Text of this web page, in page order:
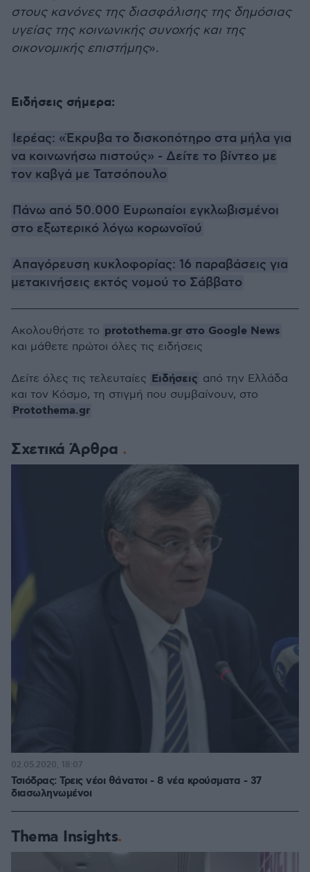
στους κανόνες της διασφάλισης της δημόσιας
υγείας της κοινωνικής συνοχής και της
οικονομικής επιστήμης».
Ειδήσεις σήμερα:
Ιερέας: «Έκρυβα το δισκοπότηρο στα μήλα για
να κοινωνήσω πιστούς» - Δείτε το βίντεο με
τον καβγά με Τατσόπουλο
Πάνω από 50.000 Ευρωπαίοι εγκλωβισμένοι
στο εξωτερικό λόγω κορωνοϊού
Απαγόρευση κυκλοφορίας: 16 παραβάσεις για
μετακινήσεις εκτός νομού το Σάββατο
Σχετικά Άρθρα
Τσιόδρας: Τρεις νέοι θάνατοι - 8 νέα κρούσματα - 37
διασωληνωμένοι
02.05.2020, 18:07
Thema Insights
Ακολουθήστε το protothema.gr στο Google News
και μάθετε πρώτοι όλες τις ειδήσεις
Δείτε όλες τις τελευταίες Ειδήσεις από την Ελλάδα
και τον Κόσμο, τη στιγμή που συμβαίνουν, στο
Protothema.gr